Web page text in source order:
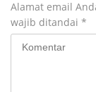
Alamat email
wajib ditandai *